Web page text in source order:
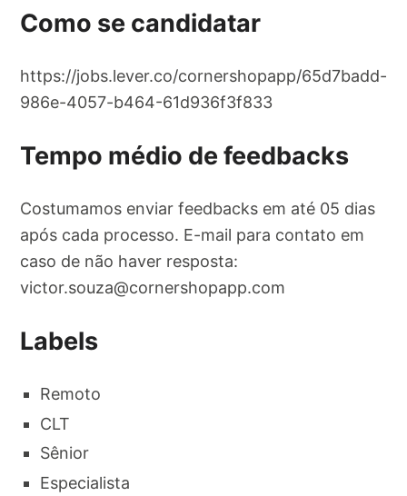
Como se candidatar
https://jobs.lever.co/cornershopapp/65d7badd-
986e-4057-b464-61d936f3f833
Tempo médio de feedbacks
Costumamos enviar feedbacks em até 05 dias
após cada processo. E-mail para contato em
caso de não haver resposta:
victor.souza@cornershopapp.com
Labels
Remoto
CLT
Sênior
Especialista